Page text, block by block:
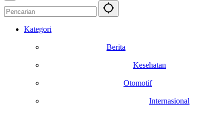
Kategori
Berita
Kesehatan
Otomotif
Internasional